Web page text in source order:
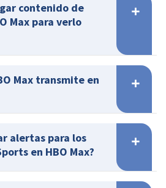
contenido de
Max para verlo
Max transmite en
alertas para los
en HBO Max?